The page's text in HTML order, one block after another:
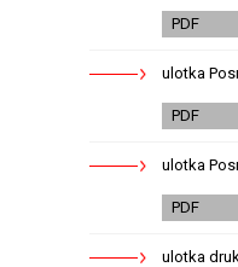
PDF
ulotka
PDF
ulotka
PDF
ulotka